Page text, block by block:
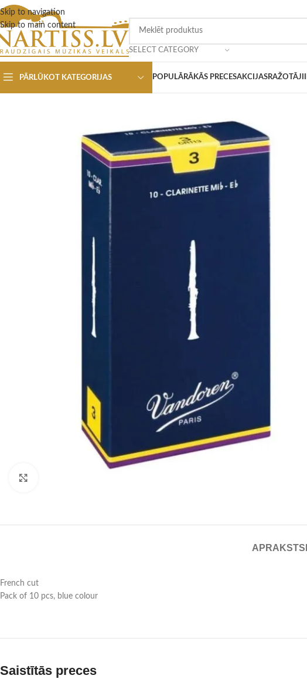
Skip to navigation
Skip to main content
SELECT CATEGORY
PĀRLŪKOT KATEGORIJAS POPULĀRĀKĀS PRECESAKCIJASRAŽOTĀJI
APRAKSTS
French cut
Pack of 10 pcs, blue colour
Saistītās preces